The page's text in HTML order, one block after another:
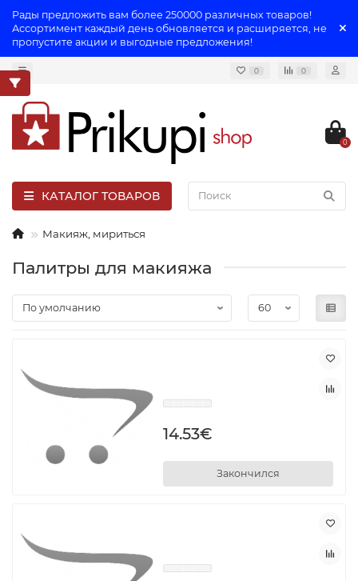
Рады предложить вам более 250000 различных товаров!
Ассортимент каждый день обновляется и расширяется, не
пропустите акции и выгодные предложения!
0 0
0
КАТАЛОГ ТОВАРОВ
Макияж, мириться
Палитры для макияжа
14.53€
Закончился